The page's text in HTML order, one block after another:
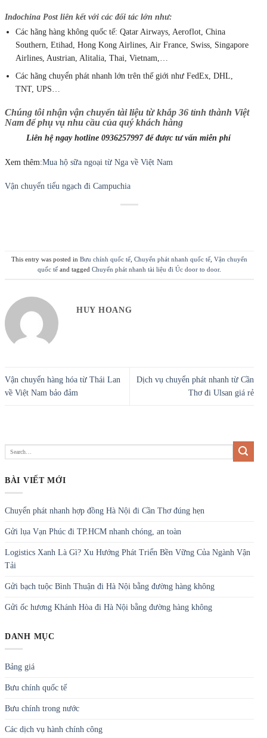
Indochina Post liên kết với các đối tác lớn như:
Các hãng hàng không quốc tế: Qatar Airways, Aeroflot, China
Southern, Etihad, Hong Kong Airlines, Air France, Swiss, Singapore
Airlines, Austrian, Alitalia, Thai, Vietnam,…
Các hãng chuyển phát nhanh lớn trên thế giới như FedEx, DHL,
TNT, UPS…
Chúng tôi nhận vận chuyển tài liệu từ khắp 36 tỉnh thành Việt
Nam để phụ vụ nhu cầu của quý khách hàng
Liên hệ ngay hotline 0936257997 để được tư vấn miễn phí
Xem thêm:Mua hộ sữa ngoại từ Nga về Việt Nam
Vận chuyển tiểu ngạch đi Campuchia
This entry was posted in Bưu chính quốc tế Chuyển phát nhanh quốc tế Vận chuyển
quốc tế and tagged Chuyển phát nhanh tài liệu đi Úc door to door.
HUY HOANG
Vận chuyển hàng hóa từ Thái Lan
về Việt Nam bảo đảm
Dịch vụ chuyển phát nhanh từ Cần
Thơ đi Ulsan giá rẻ
BÀI VIẾT MỚI
Chuyển phát nhanh hợp đồng Hà Nội đi Cần Thơ đúng hẹn
Gửi lụa Vạn Phúc đi TP.HCM nhanh chóng, an toàn
Logistics Xanh Là Gì? Xu Hướng Phát Triển Bền Vững Của Ngành Vận
Tải
Gửi bạch tuộc Bình Thuận đi Hà Nội bằng đường hàng không
Gửi ốc hương Khánh Hòa đi Hà Nội bằng đường hàng không
DANH MỤC
Bảng giá
Bưu chính quốc tế
Bưu chính trong nước
Các dịch vụ hành chính công